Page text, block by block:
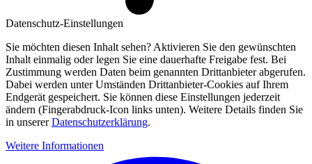
Datenschutz-Einstellungen
Sie möchten diesen Inhalt sehen? Aktivieren Sie den gewünschten
Inhalt einmalig oder legen Sie eine dauerhafte Freigabe fest. Bei
Zustimmung werden Daten beim genannten Drittanbieter abgerufen.
Dabei werden unter Umständen Drittanbieter-Cookies auf Ihrem
Endgerät gespeichert. Sie können diese Einstellungen jederzeit
ändern (Fingerabdruck-Icon links unten). Weitere Details finden Sie
in unsererDatenschutzerklärung.
Weitere Informationen